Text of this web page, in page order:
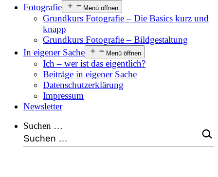
Fotografie
Menü öffnen
Grundkurs Fotografie – Die Basics kurz und
knapp
Grundkurs Fotografie – Bildgestaltung
In eigener Sache
Menü öffnen
Ich – wer ist das eigentlich?
Beiträge in eigener Sache
Datenschutzerklärung
Impressum
Newsletter
Suchen …